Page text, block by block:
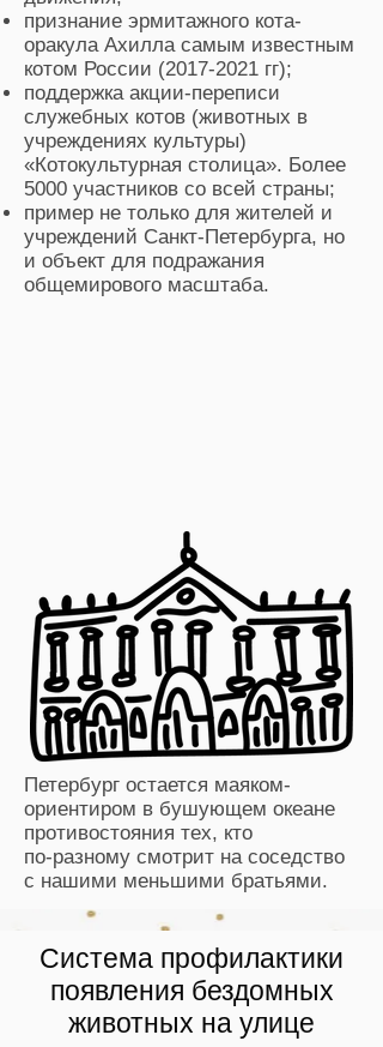
Петербург остается маяком-
ориентиром в бушующем океане
противостояния тех, кто
по-разному смотрит на соседство
с нашими меньшими братьями.
признание эрмитажного кота-
оракула Ахилла самым известным
котом России (2017-2021 гг);
поддержка акции-переписи
служебных котов (животных в
учреждениях культуры)
«Котокультурная столица». Более
5000 участников со всей страны;
пример не только для жителей и
учреждений Санкт-Петербурга, но
и объект для подражания
общемирового масштаба.
Система профилактики
появления бездомных
животных на улице